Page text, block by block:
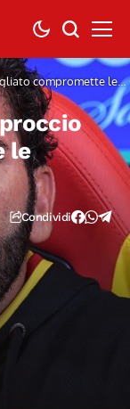
compromette le
le
Condividi